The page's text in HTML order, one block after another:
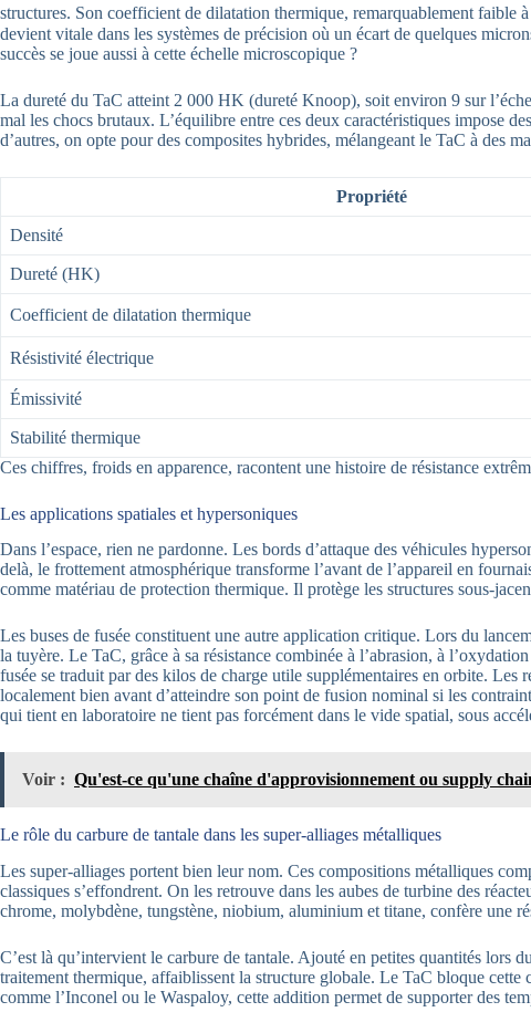
structures. Son coefficient de dilatation thermique, remarquablement faible
devient vitale dans les systèmes de précision où un écart de quelques
succès se joue aussi à cette échelle microscopique ?
La dureté du TaC atteint 2 000 HK (dureté Knoop), soit environ 9 sur
mal les chocs brutaux. L’équilibre entre ces deux caractéristiques impose
d’autres, on opte pour des composites hybrides, mélangeant le TaC à des
Propriété
Densité
Dureté (HK)
Coefficient de dilatation thermique
Résistivité électrique
Émissivité
Stabilité thermique
Ces chiffres, froids en apparence, racontent une histoire de résistance
Les applications spatiales et hypersoniques
Dans l’espace, rien ne pardonne. Les bords d’attaque des véhicules
delà, le frottement atmosphérique transforme l’avant de l’appareil en
comme matériau de protection thermique. Il protège les structures sous-
Les buses de fusée constituent une autre application critique. Lors du
la tuyère. Le TaC, grâce à sa résistance combinée à l’abrasion, à
fusée se traduit par des kilos de charge utile supplémentaires en orbite.
localement bien avant d’atteindre son point de fusion nominal si les
qui tient en laboratoire ne tient pas forcément dans le vide spatial, sous
Voir : Qu'est-ce qu'une chaîne d'approvisionnement ou supply
Le rôle du carbure de tantale dans les super-alliages métalliques
Les super-alliages portent bien leur nom. Ces compositions métalliques
classiques s’effondrent. On les retrouve dans les aubes de turbine des
chrome, molybdène, tungstène, niobium, aluminium et titane, confère une
C’est là qu’intervient le carbure de tantale. Ajouté en petites quantités lors
traitement thermique, affaiblissent la structure globale. Le TaC bloque
comme l’Inconel ou le Waspaloy, cette addition permet de supporter des